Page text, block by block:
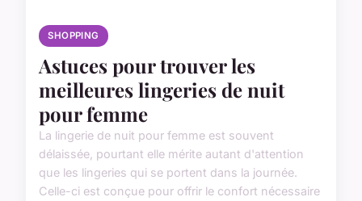
SHOPPING
Astuces pour trouver les
meilleures lingeries de nuit
pour femme
La lingerie de nuit pour femme est souvent
délaissée, pourtant elle mérite autant d'attention
que les lingeries qui se portent dans la journée.
Celle-ci est conçue pour offrir le confort nécessaire